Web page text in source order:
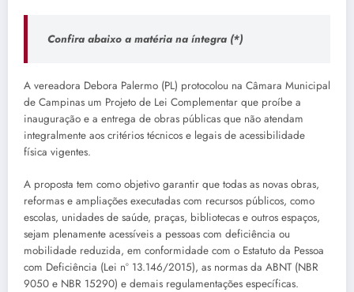
Confira abaixo a matéria na íntegra (*)
A vereadora Debora Palermo (PL) protocolou na Câmara Municipal
de Campinas um Projeto de Lei Complementar que proíbe a
inauguração e a entrega de obras públicas que não atendam
integralmente aos critérios técnicos e legais de acessibilidade
física vigentes.
A proposta tem como objetivo garantir que todas as novas obras,
reformas e ampliações executadas com recursos públicos, como
escolas, unidades de saúde, praças, bibliotecas e outros espaços,
sejam plenamente acessíveis a pessoas com deficiência ou
mobilidade reduzida, em conformidade com o Estatuto da Pessoa
com Deficiência (Lei nº 13.146/2015), as normas da ABNT (NBR
9050 e NBR 15290) e demais regulamentações específicas.